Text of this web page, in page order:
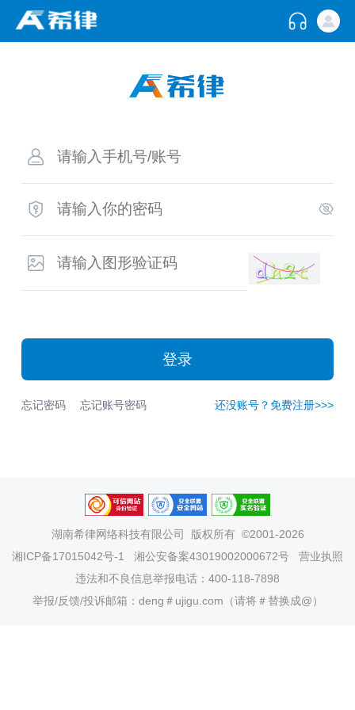
登录
忘记密码 忘记账号密码 还没账号？免费注册>>>
湖南希律网络科技有限公司
版权所有 ©2001-2026
湘ICP备17015042号-1
湘公安备案43019002000672号
营业执照
违法和不良信息举报电话：400-118-7898
举报/反馈/投诉邮箱：deng＃ujigu.com（请将＃替换成@）